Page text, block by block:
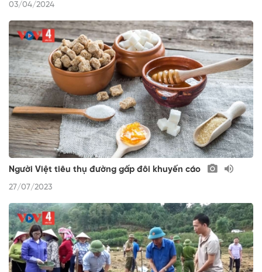
03/04/2024
Người Việt tiêu thụ đường gấp đôi khuyến cáo
27/07/2023